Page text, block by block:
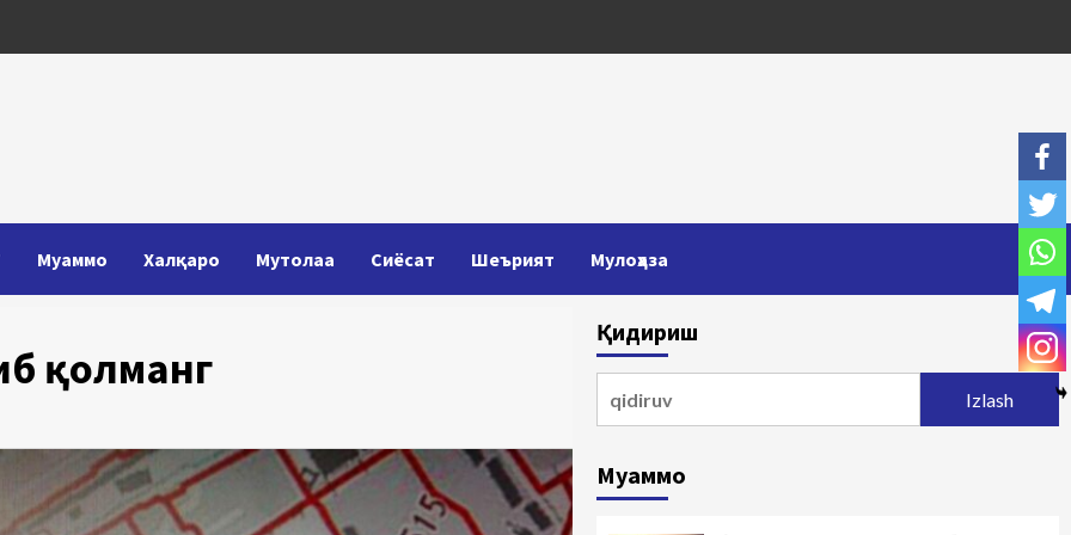
Муаммо Халқаро Мутолаа Сиёсат Шеърият Мулоҳаза
қолманг
Қидириш
Муаммо